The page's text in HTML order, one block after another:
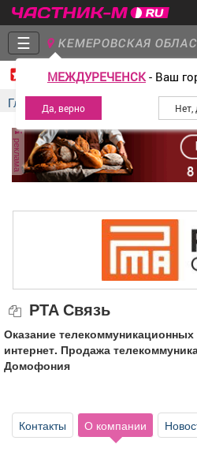
☰ КЕМЕРОВСКАЯ
МЕЖДУРЕЧЕНСК- Ваш
ГЛАВНАЯ ГРУППЫ
Главная
Группы
Объявления
Транспорт
Афиша
Главная РТА Связь
реклама
РТА Связь
Оказание
интернет. Продажа
Домофония
Контакты О компании